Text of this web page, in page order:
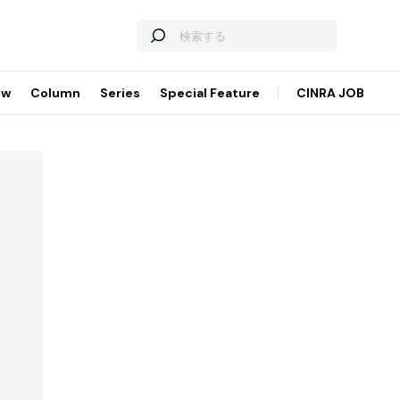
Column Series Special Feature CINRA JOB